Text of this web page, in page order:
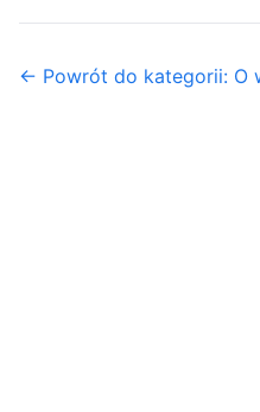
← Powrót do kategorii: O